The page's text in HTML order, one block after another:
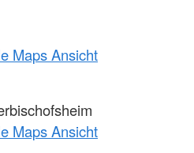
Maps Ansicht
Maps Ansicht